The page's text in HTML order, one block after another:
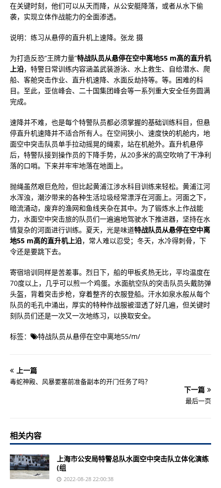
在关键时刻，他们可以从天而降，从公安艇降落，或者从水下偷
袭，实现立体作战能力的全面渗透。
说明：练习从悬停的直升机上速降。张龙 摄
为打造反恐“王牌力量”特战队员从悬停在空中离地55 m高的直升机
上沿，特警日常训练内容涵盖武装游泳、水上救生、自给潜水、爬
船、客舱突击作业、直升机速降、水面反劫持等。等。困难的科
目。至此，亚信峰会、二十国集团峰会等一系列重大安全任务圆满
完成。
速降并不难，也是每个特警队员都必须掌握的基础训练科目，但悬
停直升机速降并不适合所有人。在空间狭小、速度快的机舱内，地
面空中突击队员单手拉动摇晃的绳索，站在机舱外。直升机悬停
后，特警队接到操作员的下降手势，从20多米的高空吹响了干净利
落的口哨。下来并牢牢地落在地面上。
抛绳虽然艰巨危险，但比起黄浦江涉水科目训练来轻松。黄浦江河
水浑浊，潮汐带来的各种生活垃圾经常漂浮在河面上。河面之下，
暗流涌动，废弃的渔网和鱼线夹杂在其中。为了锻炼水上作战能
力，水面空中突击旅的队员们一遍遍地驾驶水下推进器，坚持在水
情复杂的河面进行训练。夏天，光是味道特战队员从悬停在空中离
地55 m高的直升机上沿，常人难以忍受；冬天，水冷得刺骨，下
令还是要跳下去。
寄宿培训同样是苦差事。烈日下，船的甲板炙热无比，平均温度在
70度以上，几乎可以煎一个鸡蛋。水面航空队的突击队员头戴防弹
头盔，背着突击步枪，穿着整齐的衣服登船。汗水如泉水般从每个
队员的毛孔中涌出，厚实的特种作战服被湿透了好几遍，但关键时
刻队员们还是一次又一次地练习，以换取安全。
标签： 特战队员从悬停在空中离地55/m/
上一篇
毒蛇神殿、风暴要塞前准备副本的开门任务了吗？
下一篇
最后一页
相关内容
上海市公安局特警总队水面空中突击队立体化演练
(组
2022-08-28 22:00:38